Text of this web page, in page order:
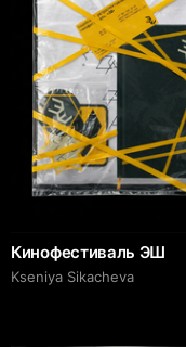
Кинофестиваль ЭШ
Kseniya Sikacheva